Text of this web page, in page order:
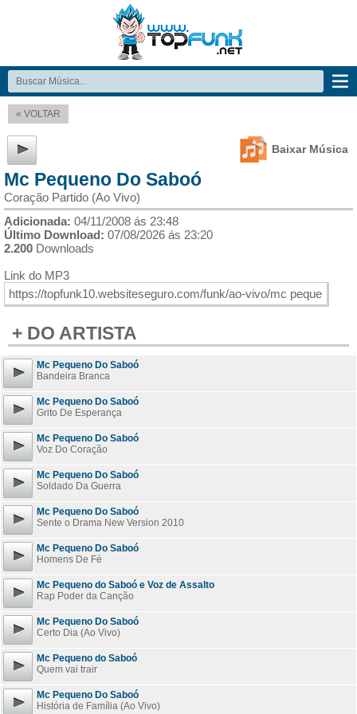
« VOLTAR
Baixar Música
Mc Pequeno Do Saboó
Coração Partido (Ao Vivo)
Adicionada: 04/11/2008 ás 23:48
Último Download: 07/08/2026 ás 23:20
2.200 Downloads
Link do MP3
+ DO ARTISTA
Mc Pequeno Do Saboó
Bandeira Branca
Mc Pequeno Do Saboó
Grito De Esperança
Mc Pequeno Do Saboó
Voz Do Coração
Mc Pequeno Do Saboó
Soldado Da Guerra
Mc Pequeno Do Saboó
Sente o Drama New Version 2010
Mc Pequeno Do Saboó
Homens De Fé
Mc Pequeno do Saboó e Voz de Assalto
Rap Poder da Canção
Mc Pequeno Do Saboó
Certo Dia (Ao Vivo)
Mc Pequeno do Saboó
Quem vai trair
Mc Pequeno Do Saboó
História de Família (Ao Vivo)